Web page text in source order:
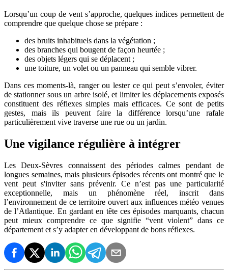
Lorsqu’un coup de vent s’approche, quelques indices permettent de
comprendre que quelque chose se prépare :
des bruits inhabituels dans la végétation ;
des branches qui bougent de façon heurtée ;
des objets légers qui se déplacent ;
une toiture, un volet ou un panneau qui semble vibrer.
Dans ces moments-là, ranger ou lester ce qui peut s’envoler, éviter
de stationner sous un arbre isolé, et limiter les déplacements exposés
constituent des réflexes simples mais efficaces. Ce sont de petits
gestes, mais ils peuvent faire la différence lorsqu’une rafale
particulièrement vive traverse une rue ou un jardin.
Une vigilance régulière à intégrer
Les Deux-Sèvres connaissent des périodes calmes pendant de
longues semaines, mais plusieurs épisodes récents ont montré que le
vent peut s'inviter sans prévenir. Ce n’est pas une particularité
exceptionnelle, mais un phénomène réel, inscrit dans
l’environnement de ce territoire ouvert aux influences météo venues
de l’Atlantique. En gardant en tête ces épisodes marquants, chacun
peut mieux comprendre ce que signifie “vent violent” dans ce
département et s’y adapter en développant de bons réflexes.